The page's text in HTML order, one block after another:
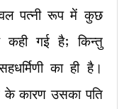
पत्नी रूप में कुछ
कही गई है; किन्तु
का ही है।
के कारण उसका पति